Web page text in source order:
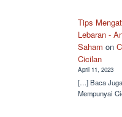
Tips
Lebaran -
Saham on
Cicilan
April 11, 2023
[…] Baca
Mempunyai